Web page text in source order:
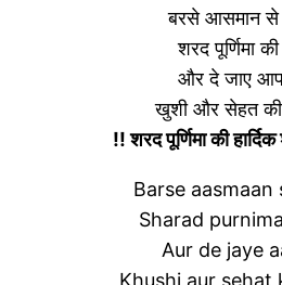
बरसे आसमान
शरद पूर्णिमा
और दे जाए
खुशी और सेहत की
!! शरद पूर्णिमा की
Barse aasmaan
Sharad
Aur de jaye
Khushi aur sehat